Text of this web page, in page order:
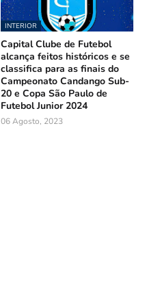
INTERIOR
Capital Clube de Futebol
alcança feitos históricos e se
classifica para as finais do
Campeonato Candango Sub-
20 e Copa São Paulo de
Futebol Junior 2024
06 Agosto, 2023